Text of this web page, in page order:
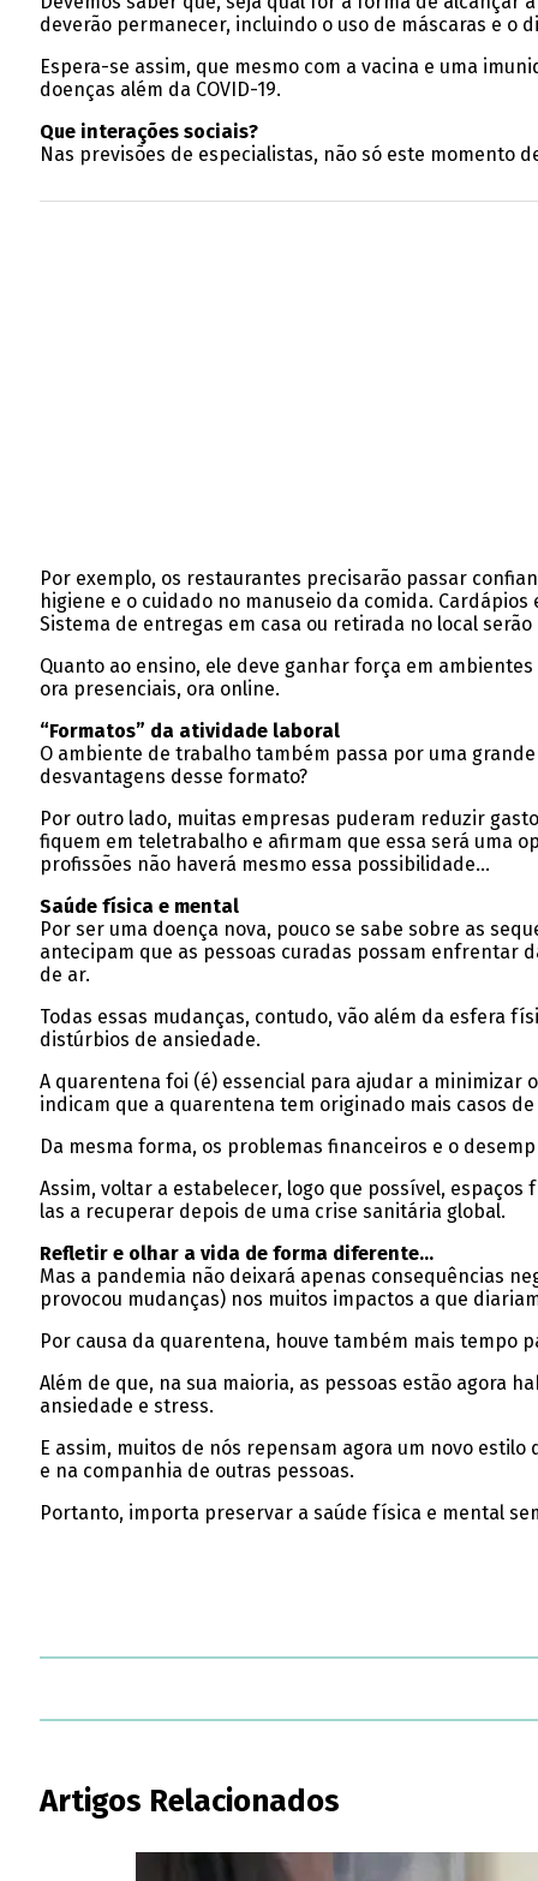
deverão permanecer, incluindo o uso de máscaras e o
Espera-se assim, que mesmo com a vacina e uma
doenças além da COVID-19.
Que interações sociais?
Nas previsões de especialistas, não só este momento
Por exemplo, os restaurantes precisarão passar
higiene e o cuidado no manuseio da comida.
Sistema de entregas em casa ou retirada no local
Quanto ao ensino, ele deve ganhar força em
ora presenciais, ora online.
“Formatos” da atividade laboral
O ambiente de trabalho também passa por uma
desvantagens desse formato?
Por outro lado, muitas empresas puderam reduzir
fiquem em teletrabalho e afirmam que essa será uma
profissões não haverá mesmo essa possibilidade…
Saúde física e mental
Por ser uma doença nova, pouco se sabe sobre as
antecipam que as pessoas curadas possam enfrentar
de ar.
Todas essas mudanças, contudo, vão além da esfera
distúrbios de ansiedade.
A quarentena foi (é) essencial para ajudar a minimizar
indicam que a quarentena tem originado mais casos
Da mesma forma, os problemas financeiros e o
Assim, voltar a estabelecer, logo que possível,
las a recuperar depois de uma crise sanitária global.
Refletir e olhar a vida de forma diferente…
Mas a pandemia não deixará apenas consequências
provocou mudanças) nos muitos impactos a que
Por causa da quarentena, houve também mais tempo
Além de que, na sua maioria, as pessoas estão agora
ansiedade e stress.
E assim, muitos de nós repensam agora um novo
e na companhia de outras pessoas.
Portanto, importa preservar a saúde física e mental
Artigos Relacionados